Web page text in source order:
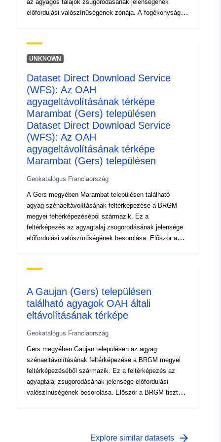
az agyagos talajok zsugorodásának jelenségének
előfordulási valószínűségének zónája. A fogékonysági
amelyeket az egyes geológiai képződmények esetében
a következő tényezők figyelembevételével értelmeztek:
elemzés); – a fújó ásványok aránya az agyagfázisban
(ásványtani összetétel); az anyag geotechnikai
viselkedése. Az egyes azonosított agyagképződmények
esetében a veszélyességi szint végső soron a baljós
duzzanat sűrűségével kapott érzékenységi szint
eredménye, amelyről 100 km² tényleges urbanizált kitörő
felületet jelentettek.
UNKNOWN
Dataset Direct Download Service
(WFS): Az OAH
agyageltávolításának térképe
Marambat (Gers) településen
Dataset Direct Download Service
(WFS): Az OAH
agyageltávolításának térképe
Marambat (Gers) településen
Geokatalógus Franciaország
A Gers megyében Marambat településen található
agyag szénaeltávolításának feltérképezése a BRGM
megyei feltérképezéséből származik. Ez a
feltérképezés az agyagtalaj zsugorodásának jelensége
előfordulási valószínűségének besorolása. Először a
amelyeket az egyes geológiai képződményekre
értelmeztek: – az agyaganyag aránya a képződésben
(litikus elemzés); – az agyagfázisban a habzó ásványok
aránya (ásványtani összetétel); az anyag geotechnikai
agyagképződmény esetében a veszélyességi szint
végső soron a baljós duzzadás sűrűségével kapott
érzékenységi szint eredménye, amelyet 100 km²
tényleges urbanizált kimetsző felületre jelentettek.
A Gaujan (Gers) településen
található agyagok OAH általi
eltávolításának térképe
Geokatalógus Franciaország
Gers megyében Gaujan településen az agyag
szénaeltávolításának feltérképezése a BRGM megyei
feltérképezéséből származik. Ez a feltérképezés az
agyagtalaj zsugorodásának jelensége előfordulási
valószínűségének besorolása. Először a BRGM tisztán
tényezők figyelembevételével értelmeztek: – az
Explore similar datasets arrow_forward